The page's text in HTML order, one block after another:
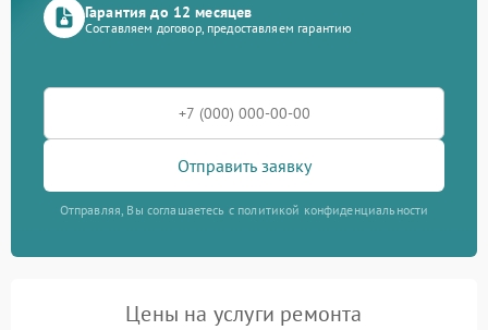
Гарантия до 12 месяцев
Составляем договор, предоставляем гарантию
Отправить заявку
Отправляя, Вы соглашаетесь с политикой конфиденциальности
Цены на услуги ремонта